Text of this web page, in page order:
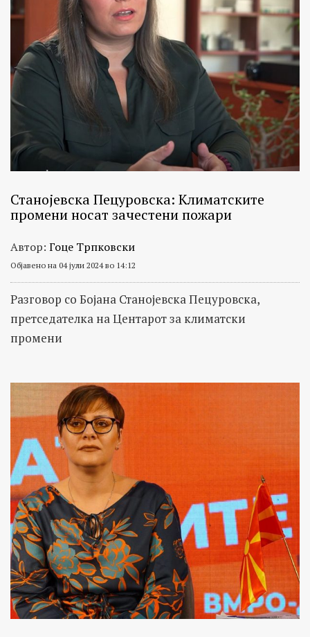
Станојевска Пецуровска: Климатските
промени носат зачестени пожари
Автор: Гоце Трпковски
Објавено на 04 јули 2024 во 14:12
Разговор со Бојана Станојевска Пецуровска,
претседателка на Центарот за климатски
промени